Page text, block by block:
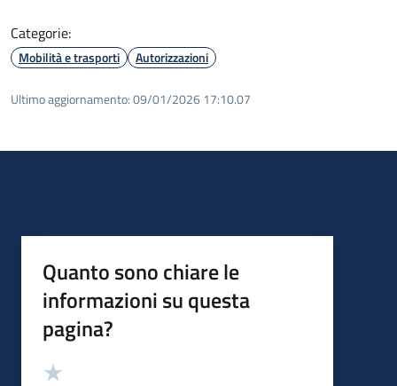
Categorie:
Mobilità e trasporti Autorizzazioni
Ultimo aggiornamento:09/01/2026 17:10.07
Quanto sono chiare le
informazioni su questa
pagina?
Valutazione